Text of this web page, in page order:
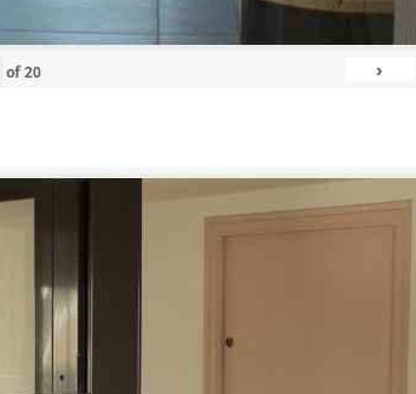
of20 ›